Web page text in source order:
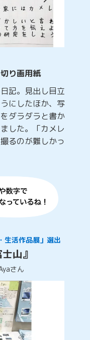
り画用紙
記。見出し目立
にしたほか、写
ダラダラと書か
した。「カメレ
るのが難しかっ
生活作品展」選出
山』
さん